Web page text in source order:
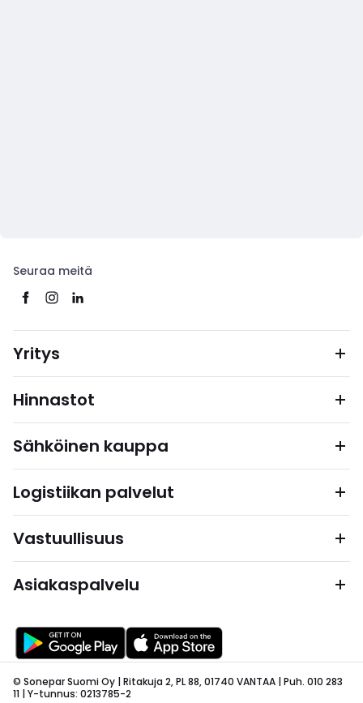
Seuraa meitä
Yritys
Hinnastot
Sähköinen kauppa
Logistiikan palvelut
Vastuullisuus
Asiakaspalvelu
© Sonepar Suomi Oy | Ritakuja 2, PL 88, 01740 VANTAA | Puh. 010 283
11 | Y-tunnus: 0213785-2